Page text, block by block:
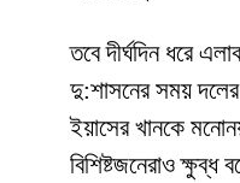
তবে দীর্ঘদিন ধরে
দু:শাসনের সময় দলের
ইয়াসের খানকে
বিশিষ্টজনেরাও